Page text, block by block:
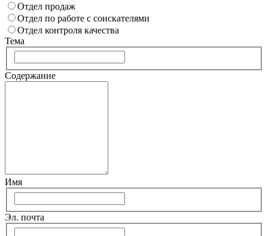
Отдел продаж
Отдел по работе с соискателями
Отдел контроля качества
Тема
Содержание
Имя
Эл. почта